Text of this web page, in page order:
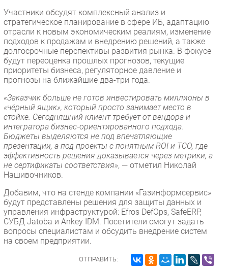
Участники обсудят комплексный анализ и
стратегическое планирование в сфере ИБ, адаптацию
отрасли к новым экономическим реалиям, изменение
подходов к продажам и внедрению решений, а также
долгосрочные перспективы развития рынка. В фокусе
будут переоценка прошлых прогнозов, текущие
приоритеты бизнеса, регуляторное давление и
прогнозы на ближайшие два-три года.
«Заказчик больше не готов инвестировать миллионы в
«чёрный ящик», который просто занимает место в
стойке. Сегодняшний клиент требует от вендора и
интегратора бизнес-ориентированного подхода.
Бюджеты выделяются не под впечатляющие
презентации, а под проекты с понятным ROI и TCO, где
эффективность решения доказывается через метрики, а
не сертификаты соответствия», — отметил Николай
Нашивочников.
Добавим, что на стенде компании «Газинформсервис»
будут представлены решения для защиты данных и
управления инфраструктурой: Efros DefOps, SafeERP,
СУБД Jatoba и Ankey IDM. Посетители смогут задать
вопросы специалистам и обсудить внедрение систем
на своем предприятии.
ОТПРАВИТЬ: